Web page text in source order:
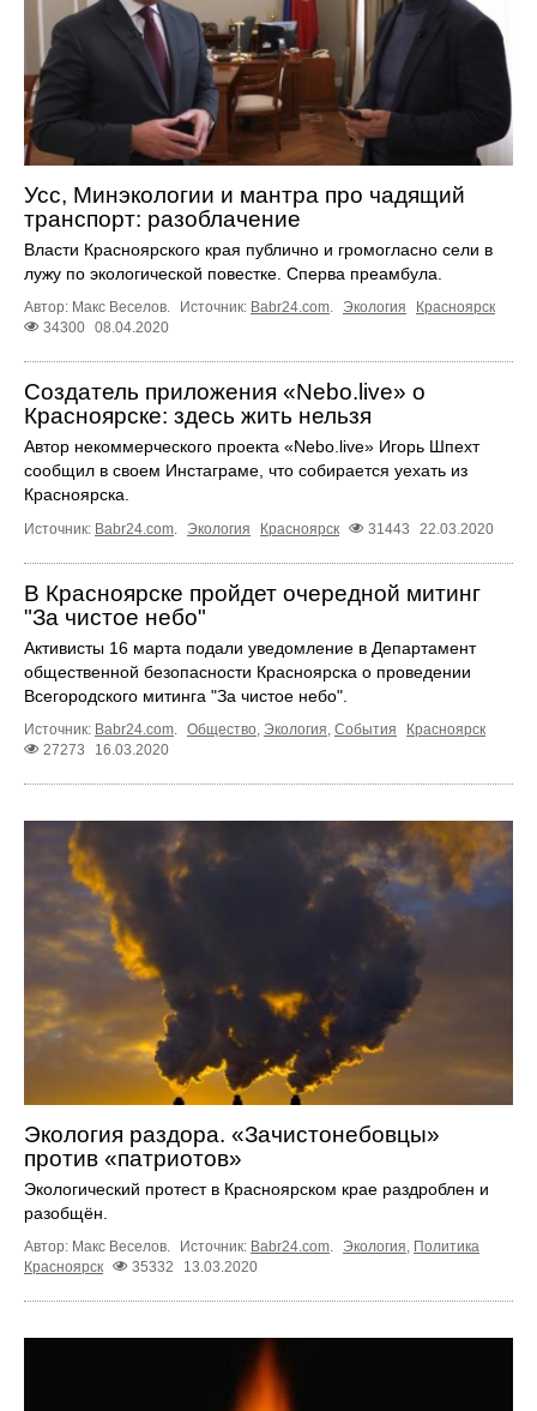
Усс, Минэкологии и мантра про чадящий
транспорт: разоблачение
Власти Красноярского края публично и громогласно сели в
лужу по экологической повестке. Сперва преамбула.
Автор: Макс Веселов. Источник: Babr24.com. Экология
Красноярск
34300 08.04.2020
Создатель приложения «Nebo.live» о
Красноярске: здесь жить нельзя
Автор некоммерческого проекта «Nebo.live» Игорь Шпехт
сообщил в своем Инстаграме, что собирается уехать из
Красноярска.
Источник: Babr24.com. Экология Красноярск 31443 22.03.2020
В Красноярске пройдет очередной митинг
"За чистое небо"
Активисты 16 марта подали уведомление в Департамент
общественной безопасности Красноярска о проведении
Всегородского митинга "За чистое небо".
Источник: Babr24.com. Общество, Экология, События
Красноярск
27273
16.03.2020
Экология раздора. «Зачистонебовцы»
против «патриотов»
Экологический протест в Красноярском крае раздроблен и
разобщён.
Автор: Макс Веселов. Источник: Babr24.com. Экология, Политика
Красноярск
35332 13.03.2020